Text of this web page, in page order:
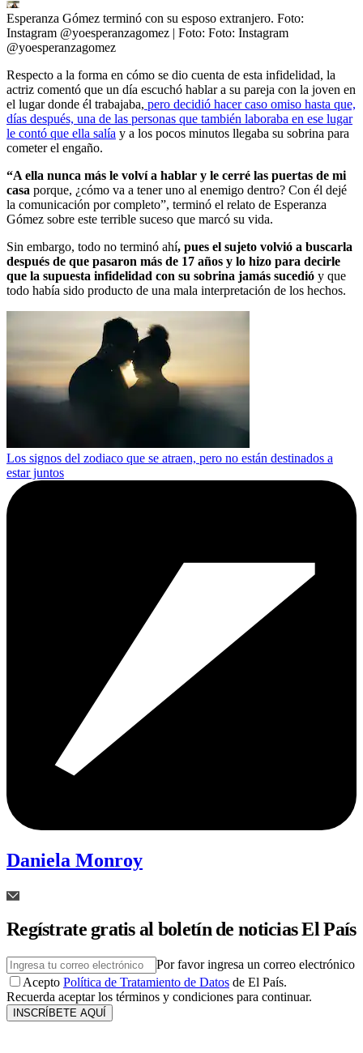
Esperanza Gómez terminó con su esposo extranjero. Foto:
Instagram @yoesperanzagomez | Foto: Foto: Instagram
@yoesperanzagomez
Respecto a la forma en cómo se dio cuenta de esta infidelidad, la
actriz comentó que un día escuchó hablar a su pareja con la joven en
el lugar donde él trabajaba, pero decidió hacer caso omiso hasta que,
días después, una de las personas que también laboraba en ese lugar
le contó que ella salía y a los pocos minutos llegaba su sobrina para
cometer el engaño.
“A ella nunca más le volví a hablar y le cerré las puertas de mi
casa porque, ¿cómo va a tener uno al enemigo dentro? Con él dejé
la comunicación por completo”, terminó el relato de Esperanza
Gómez sobre este terrible suceso que marcó su vida.
Sin embargo, todo no terminó ahí, pues el sujeto volvió a buscarla
después de que pasaron más de 17 años y lo hizo para decirle
que la supuesta infidelidad con su sobrina jamás sucedió y que
todo había sido producto de una mala interpretación de los hechos.
Los signos del zodiaco que se atraen, pero no están destinados a
estar juntos
Daniela Monroy
Regístrate gratis al boletín de noticias El País
Por favor ingresa un correo electrónico
Acepto Política de Tratamiento de Datos de El País.
Recuerda aceptar los términos y condiciones para continuar.
INSCRÍBETE AQUÍ